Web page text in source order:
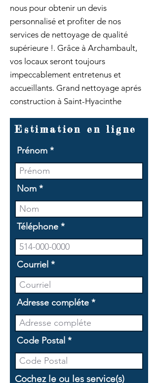
nous pour obtenir un devis
personnalisé et profiter de nos
services de nettoyage de qualité
supérieure !. Grâce à Archambault,
vos locaux seront toujours
impeccablement entretenus et
accueillants. Grand nettoyage aprés
construction à Saint-Hyacinthe
Estimation en ligne
Prénom
Nom
Téléphone
Courriel
Adresse compléte
Code Postal
Cochez le ou les service(s)